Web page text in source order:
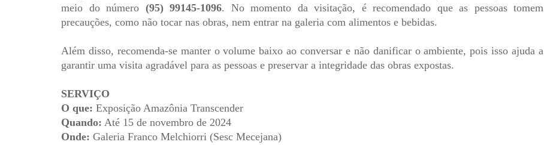
meio do número (95) 99145-1096. No momento da visitação, é recomendado que as pessoas tomem
precauções, como não tocar nas obras, nem entrar na galeria com alimentos e bebidas.
Além disso, recomenda-se manter o volume baixo ao conversar e não danificar o ambiente, pois isso ajuda a
garantir uma visita agradável para as pessoas e preservar a integridade das obras expostas.
SERVIÇO
O que: Exposição Amazônia Transcender
Quando: Até 15 de novembro de 2024
Onde: Galeria Franco Melchiorri (Sesc Mecejana)